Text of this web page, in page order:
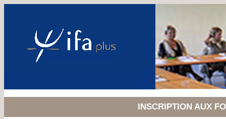
INSCRIPTION AUX